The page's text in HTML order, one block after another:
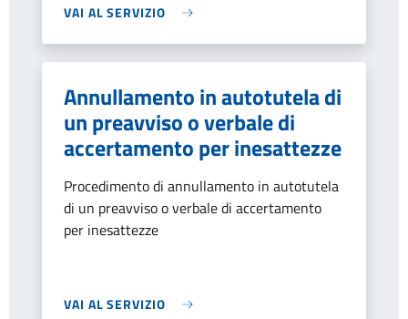
VAI AL SERVIZIO
Annullamento in autotutela di
un preavviso o verbale di
accertamento per inesattezze
Procedimento di annullamento in autotutela
di un preavviso o verbale di accertamento
per inesattezze
VAI AL SERVIZIO